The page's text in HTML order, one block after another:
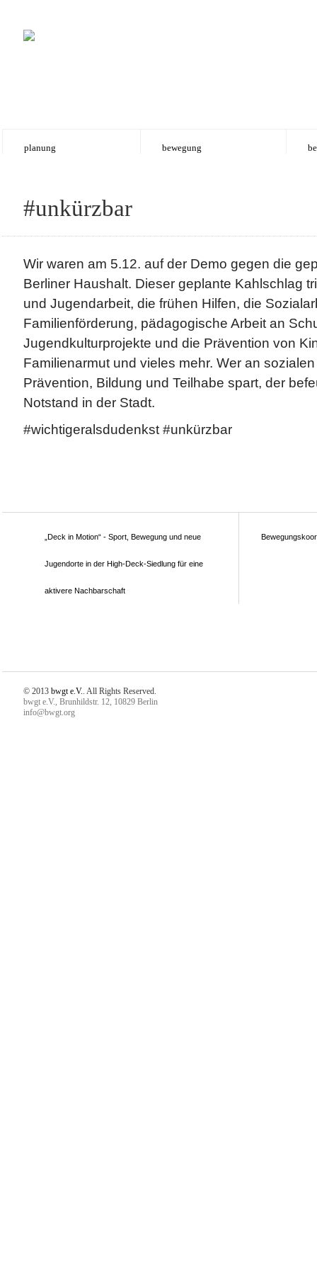
planung bewegung
#unkürzbar
Wir waren am 5.12. auf der Demo gegen die
Berliner Haushalt. Dieser geplante Kahlschlag
und Jugendarbeit, die frühen Hilfen, die
Familienförderung, pädagogische Arbeit an
Jugendkulturprojekte und die Prävention von
Familienarmut und vieles mehr. Wer an
Prävention, Bildung und Teilhabe spart, der
Notstand in der Stadt.
#wichtigeralsdudenkst #unkürzbar
„Deck in Motion“ - Sport, Bewegung und neue
Jugendorte in der High-Deck-Siedlung für eine
aktivere Nachbarschaft
© 2013 bwgt e.V.. All Rights Reserved.
bwgt e.V., Brunhildstr. 12, 10829 Berlin
info@bwgt.org